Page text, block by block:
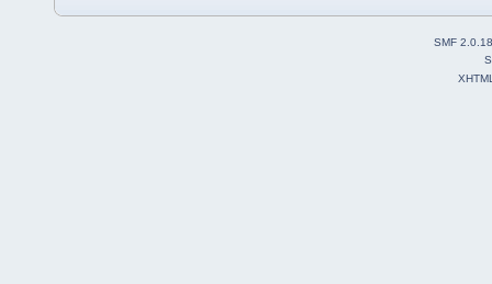
SMF 2.0.18